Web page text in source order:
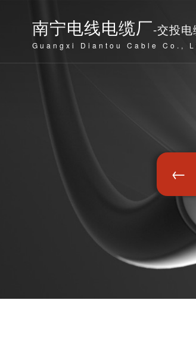
南宁电线电缆厂-交投电
Guangxi Diantou Cable Co.,